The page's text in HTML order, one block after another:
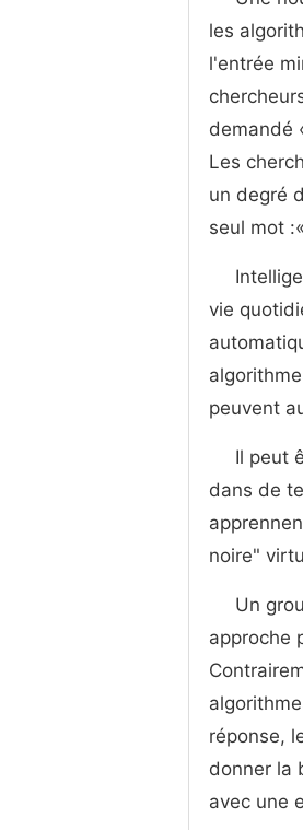
les
l'entrée
demandé
Les
un degré
seul mot
vie
peuvent
Il peut
dans de
noire"
Un
approche
réponse,
donner la
avec une